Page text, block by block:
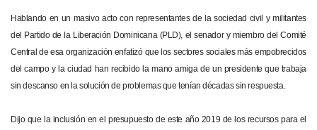
Hablando en un masivo acto con representantes de la sociedad civil y militantes
del Partido de la Liberación Dominicana (PLD), el senador y miembro del Comité
Central de esa organización enfatizó que los sectores sociales más empobrecidos
del campo y la ciudad han recibido la mano amiga de un presidente que trabaja
sin descanso en la solución de problemas que tenían décadas sin respuesta.
Dijo que la inclusión en el presupuesto de este año 2019 de los recursos para el